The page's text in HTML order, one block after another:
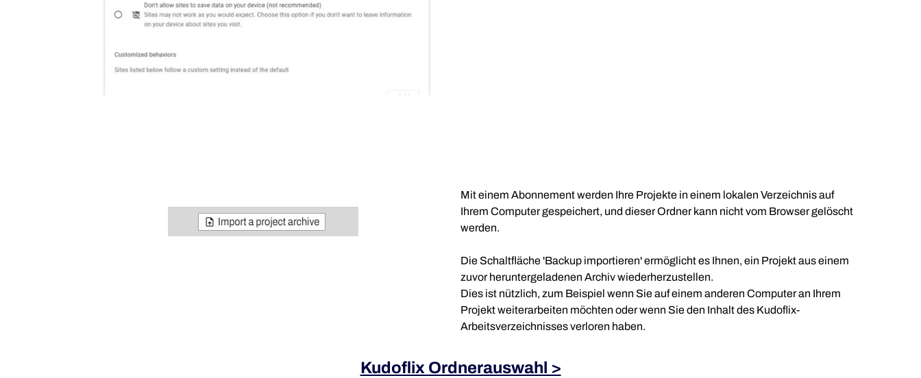
Mit einem Abonnement werden Ihre Projekte in einem lokalen Verzeichnis auf
Ihrem Computer gespeichert, und dieser Ordner kann nicht vom Browser gelöscht
werden.
Die Schaltfläche 'Backup importieren' ermöglicht es Ihnen, ein Projekt aus einem
zuvor heruntergeladenen Archiv wiederherzustellen.
Dies ist nützlich, zum Beispiel wenn Sie auf einem anderen Computer an Ihrem
Projekt weiterarbeiten möchten oder wenn Sie den Inhalt des Kudoflix-
Arbeitsverzeichnisses verloren haben.
Kudoflix Ordnerauswahl >